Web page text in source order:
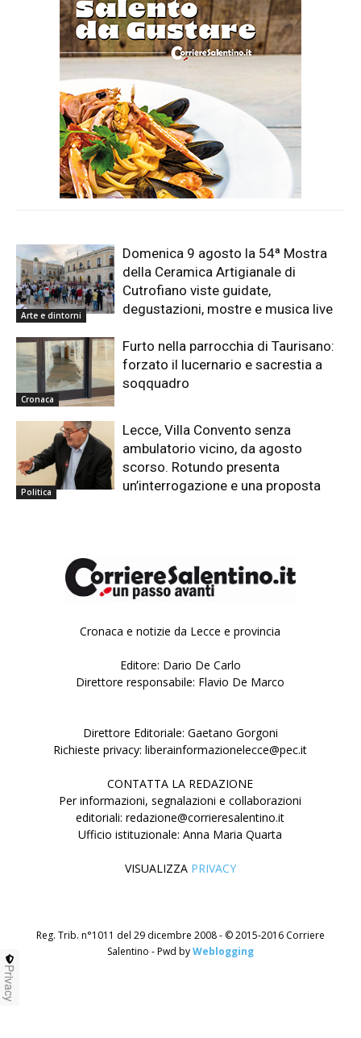
Arte e dintorni
Domenica 9 agosto la 54ª Mostra
della Ceramica Artigianale di
Cutrofiano viste guidate,
degustazioni, mostre e musica live
Cronaca
Furto nella parrocchia di Taurisano:
forzato il lucernario e sacrestia a
soqquadro
Politica
Lecce, Villa Convento senza
ambulatorio vicino, da agosto
scorso. Rotundo presenta
un’interrogazione e una proposta
Cronaca e notizie da Lecce e provincia
Editore: Dario De Carlo
Direttore responsabile: Flavio De Marco
Direttore Editoriale: Gaetano Gorgoni
Richieste privacy: liberainformazionelecce@pec.it
CONTATTA LA REDAZIONE
Per informazioni, segnalazioni e collaborazioni
editoriali: redazione@corrieresalentino.it
Ufficio istituzionale: Anna Maria Quarta
VISUALIZZA PRIVACY
Reg. Trib. n°1011 del 29 dicembre 2008 - © 2015-2016 Corriere
Salentino - Pwd byWeblogging
Privacy